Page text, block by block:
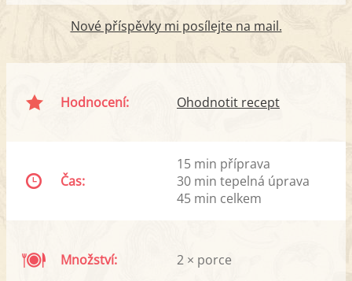
Nové příspěvky mi posílejte na mail.
Hodnocení: Ohodnotit recept
Čas:
15 min příprava
30 min tepelná úprava
45 min celkem
Množství: 2 × porce